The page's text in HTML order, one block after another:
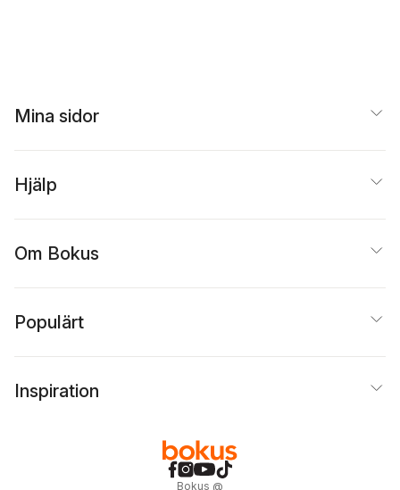
Mina sidor
Hjälp
Om Bokus
Populärt
Inspiration
Bokus @